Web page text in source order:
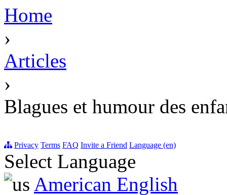
Home
›
Articles
›
Blagues et humour des
Privacy Terms FAQ Invite a Friend Language (en)
Select Language
American English